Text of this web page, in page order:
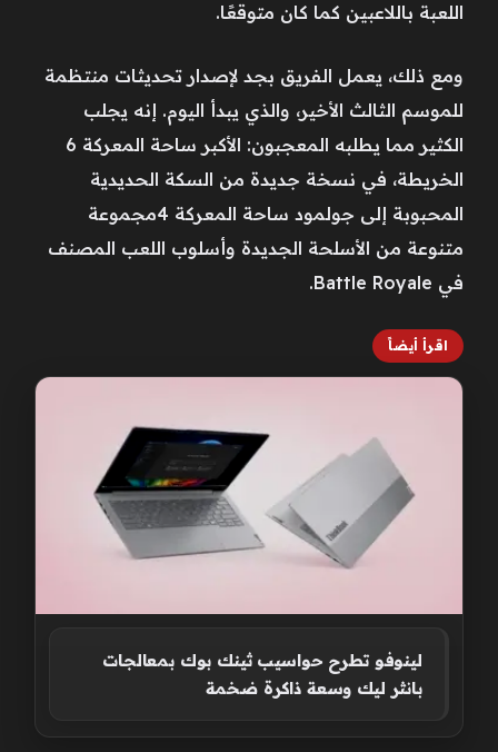
اللعبة باللاعبين كما كان متوقعًا.
ومع ذلك، يعمل الفريق بجد لإصدار تحديثات منتظمة
للموسم الثالث الأخير، والذي يبدأ اليوم. إنه يجلب
الكثير مما يطلبه المعجبون: الأكبر ساحة المعركة 6
الخريطة، في نسخة جديدة من السكة الحديدية
المحبوبة إلى جولمود ساحة المعركة 4مجموعة
متنوعة من الأسلحة الجديدة وأسلوب اللعب المصنف
في Battle Royale.
اقرأ أيضاً
لينوفو تطرح حواسيب ثينك بوك بمعالجات
بانثر ليك وسعة ذاكرة ضخمة